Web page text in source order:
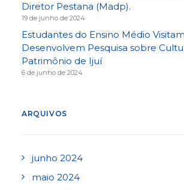
Diretor Pestana (Madp).
19 de junho de 2024
Estudantes do Ensino Médio
Desenvolvem Pesquisa sobre
Patrimônio de Ijuí
6 de junho de 2024
ARQUIVOS
junho 2024
maio 2024